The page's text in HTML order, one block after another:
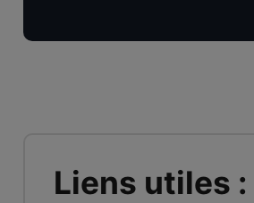
Liens utiles :